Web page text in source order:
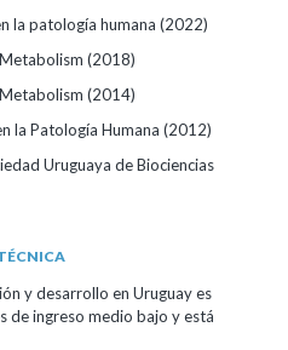
la patología humana (2022)
(2018)
(2014)
la Patología Humana (2012)
Uruguaya de Biociencias
y desarrollo en Uruguay es
de ingreso medio bajo y está